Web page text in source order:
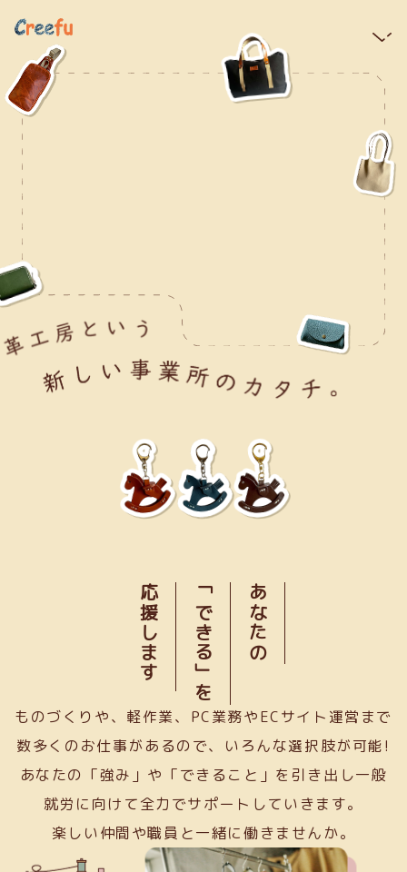
あなたの
「できる」を
応援します
ものづくりや、軽作業、PC業務やECサイト運営まで
数多くのお仕事があるので、いろんな選択肢が可能!
あなたの「強み」や「できること」を引き出し一般
就労に向けて全力でサポートしていきます。
楽しい仲間や職員と一緒に働きませんか。